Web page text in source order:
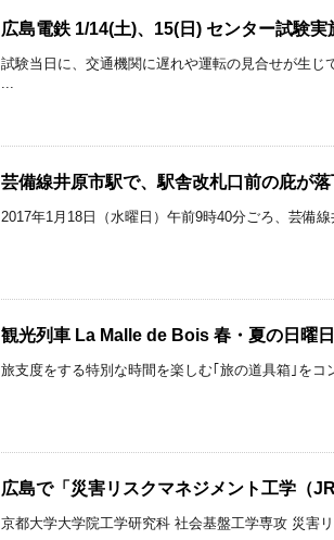
広島電鉄 1/14(土)、15(日) センター試験
試験当日に、交通機関に遅れや運転の見合せが生じ
...
芸備線井原市駅で、駅舎改札口前の庇が落
2017年1月18日（水曜日）午前9時40分ごろ、芸備
観光列車 La Malle de Bois 春・夏の日曜
旅支度をする特別な時間を楽しむ｢旅の道具箱｣を
広島で「災害リスクマネジメント工学（
京都大学大学院工学研究科 社会基盤工学専攻 災害